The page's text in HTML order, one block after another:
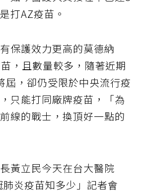
打AZ疫苗。
保護效力更高的莫德納
，且數量較多，隨著近期
屆，卻仍受限於中央流行疫
只能打同廠牌疫苗，「為
線的戰士，換頂好一點的
黃立民今天在台大醫院
肺炎疫苗知多少」記者會